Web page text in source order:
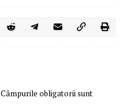
Câmpurile obligatorii sunt